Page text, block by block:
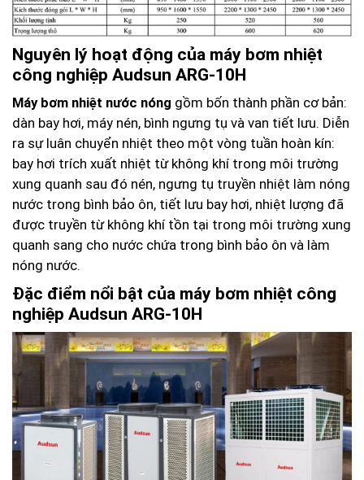
Nguyên lý hoạt động của máy bơm nhiệt
công nghiệp Audsun ARG-10H
Máy bơm nhiệt nước nóng gồm bốn thành phần cơ bản:
dàn bay hơi, máy nén, bình ngưng tụ và van tiết lưu. Diễn
ra sự luân chuyển nhiệt theo một vòng tuần hoàn kín:
bay hơi trích xuất nhiệt từ không khí trong môi trường
xung quanh sau đó nén, ngưng tụ truyền nhiệt làm nóng
nước trong bình bảo ôn, tiết lưu bay hơi, nhiệt lượng đã
được truyền từ không khí tồn tại trong môi trường xung
quanh sang cho nước chứa trong bình bảo ôn và làm
nóng nước.
Đặc điểm nổi bật của máy bơm nhiệt công
nghiệp Audsun ARG-10H